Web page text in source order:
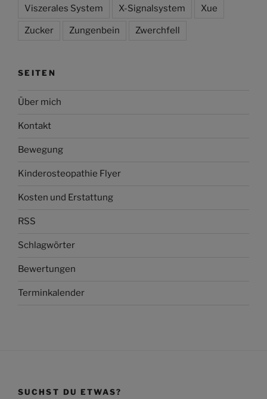
Viszerales System X-Signalsystem Xue
Zucker Zungenbein Zwerchfell
SEITEN
Über mich
Kontakt
Bewegung
Kinderosteopathie Flyer
Kosten und Erstattung
RSS
Schlagwörter
Bewertungen
Terminkalender
SUCHST DU ETWAS?